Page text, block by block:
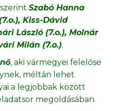
Szabó Hanna
Kiss-Dávid
László (7.o.), Molnár
Milán (7.o.).
, aki vármegyei felelőse
méltán lehet
a legjobbak között
megoldásában.